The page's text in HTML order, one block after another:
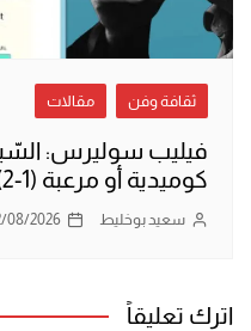
ثقافة وفن مقالات
فيليب سوليرس:
كوميدية أو مرعبة (1-2)
سعيد بوخليط 08/2026
اترك تعليقاً